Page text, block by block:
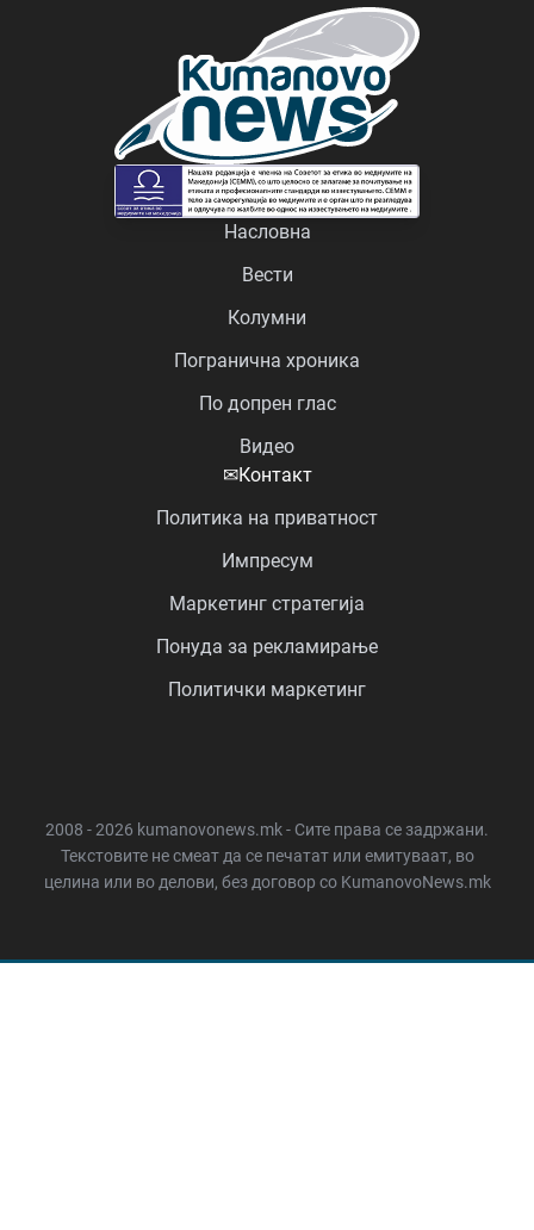
Насловна
Вести
Колумни
Погранична хроника
По допрен глас
Видео
✉Контакт
Политика на приватност
Импресум
Маркетинг стратегија
Понуда за рекламирање
Политички маркетинг
2008 - 2026 kumanovonews.mk - Сите права се задржани.
Текстовите не смеат да се печатат или емитуваат, во
целина или во делови, без договор со KumanovoNews.mk